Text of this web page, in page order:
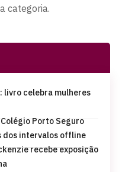
categoria.
livro celebra mulheres
Porto Seguro
dos intervalos offline
recebe exposição